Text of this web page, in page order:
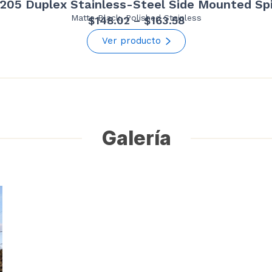
Duplex Stainless-Steel Side Mounted
Matte Black, Polished Stainless
$148.02 – $163.58Price
range:
Ver producto
Galería